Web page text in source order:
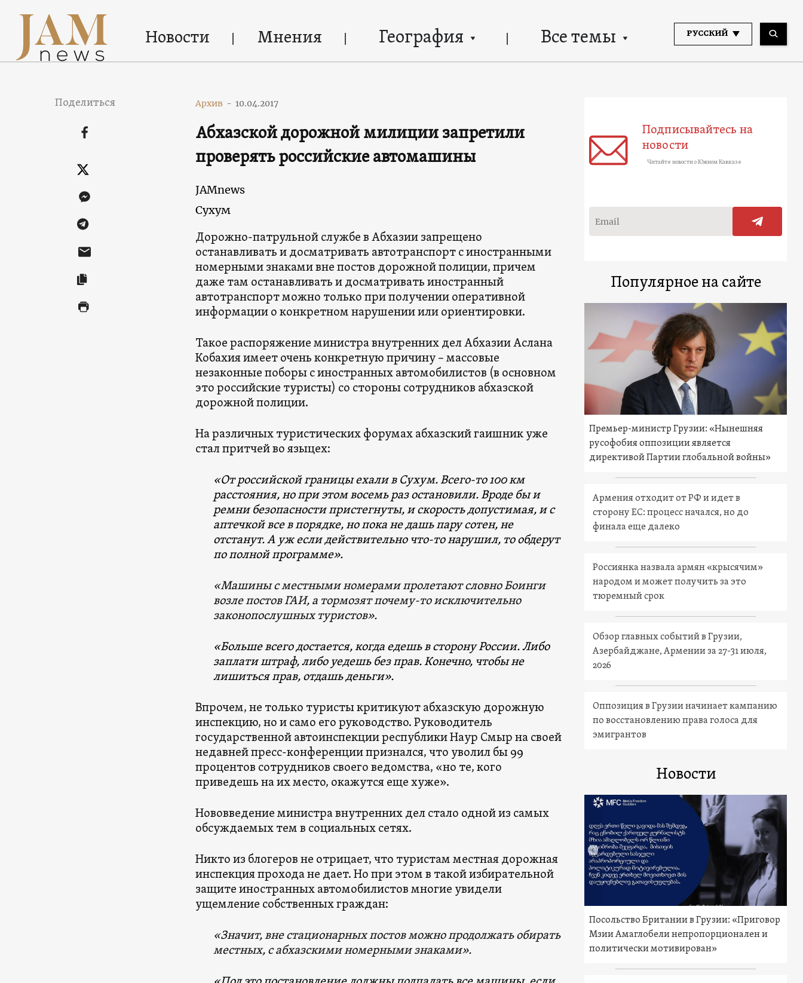
Новости Мнения География Все темы РУССКИЙ
Поделиться Архив - 10.04.2017
Абхазской дорожной милиции запретили
проверять российские автомашины
JAMnews
Сухум
Дорожно-патрульной службе в Абхазии запрещено
останавливать и досматривать автотранспорт с иностранными
номерными знаками вне постов дорожной полиции, причем
даже там останавливать и досматривать иностранный
автотранспорт можно только при получении оперативной
информации о конкретном нарушении или ориентировки.
Такое распоряжение министра внутренних дел Абхазии Аслана
Кобахия имеет очень конкретную причину – массовые
незаконные поборы с иностранных автомобилистов (в основном
это российские туристы) со стороны сотрудников абхазской
дорожной полиции.
На различных туристических форумах абхазский гаишник уже
стал притчей во языцех:
«От российской границы ехали в Сухум. Всего-то 100 км
расстояния, но при этом восемь раз остановили. Вроде бы и
ремни безопасности пристегнуты, и скорость допустимая, и с
аптечкой все в порядке, но пока не дашь пару сотен, не
отстанут. А уж если действительно что-то нарушил, то обдерут
по полной программе».
«Машины с местными номерами пролетают словно Боинги
возле постов ГАИ, а тормозят почему-то исключительно
законопослушных туристов».
«Больше всего достается, когда едешь в сторону России. Либо
заплати штраф, либо уедешь без прав. Конечно, чтобы не
лишиться прав, отдашь деньги».
Впрочем, не только туристы критикуют абхазскую дорожную
инспекцию, но и само его руководство. Руководитель
государственной автоинспекции республики Наур Смыр на своей
недавней пресс-конференции признался, что уволил бы 99
процентов сотрудников своего ведомства, «но те, кого
приведешь на их место, окажутся еще хуже».
Нововведение министра внутренних дел стало одной из самых
обсуждаемых тем в социальных сетях.
Никто из блогеров не отрицает, что туристам местная дорожная
инспекция прохода не дает. Но при этом в такой избирательной
защите иностранных автомобилистов многие увидели
ущемление собственных граждан:
«Значит, вне стационарных постов можно продолжать обирать
местных, с абхазскими номерными знаками».
Подписывайтесь на
новости
Читайте новости о Южном Кавказе
Популярное на сайте
Премьер-министр Грузии: «Нынешняя
русофобия оппозиции является
директивой Партии глобальной войны»
Армения отходит от РФ и идет в
сторону ЕС: процесс начался, но до
финала еще далеко
Россиянка назвала армян «крысячим»
народом и может получить за это
тюремный срок
Обзор главных событий в Грузии,
Азербайджане, Армении за 27-31 июля,
2026
Оппозиция в Грузии начинает кампанию
по восстановлению права голоса для
эмигрантов
Новости
Посольство Британии в Грузии: «Приговор
Мзии Амаглобели непропорционален и
политически мотивирован»